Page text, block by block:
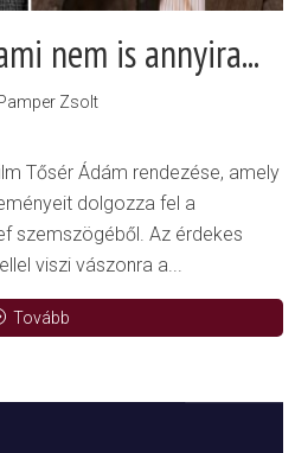
nem is annyira...
Zsolt
Tősér Ádám rendezése, amely
dolgozza fel a
szemszögéből. Az érdekes
viszi vászonra a...
Tovább